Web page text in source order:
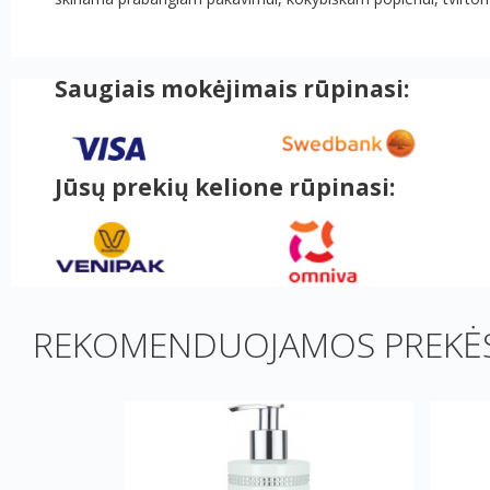
Saugiais mokėjimais rūpinasi:
Jūsų prekių kelione rūpinasi:
REKOMENDUOJAMOS